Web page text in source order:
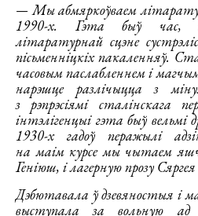
— Мы абмяркоўваем
1990-х. Гэта быў час,
літаратурнай сцэне
пісьменніцкіх пакаленняў.
часовым паслабленнем і
нарэшце разлічыцца з
з рэпрэсіямі сталінскага
інтэлігенцыі гэта быў
1930-х гадоў перажылі
на маім курсе мы чытаем
Геніюш, і лагерную прозу Сяргея
Дэбютавала ў дзевяностыя і
выступала за вольную ад